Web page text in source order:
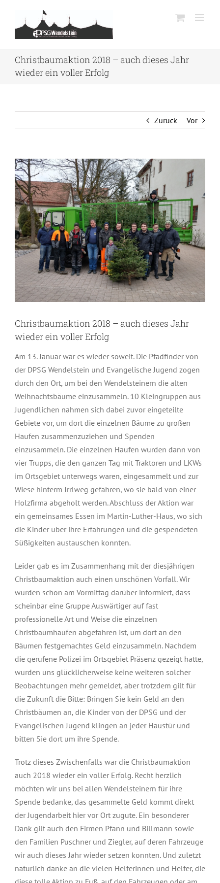
springen
Christbaumaktion 2018 – auch dieses Jahr
wieder ein voller Erfolg
Zurück Vor
Zeige
grösseres
Bild
Christbaumaktion 2018 – auch dieses Jahr
wieder ein voller Erfolg
Am 13. Januar war es wieder soweit. Die Pfadfinder von
der DPSG Wendelstein und Evangelische Jugend zogen
durch den Ort, um bei den Wendelsteinern die alten
Weihnachtsbäume einzusammeln. 10 Kleingruppen aus
Jugendlichen nahmen sich dabei zuvor eingeteilte
Gebiete vor, um dort die einzelnen Bäume zu großen
Haufen zusammenzuziehen und Spenden
einzusammeln. Die einzelnen Haufen wurden dann von
vier Trupps, die den ganzen Tag mit Traktoren und LKWs
im Ortsgebiet unterwegs waren, eingesammelt und zur
Wiese hinterm Irrlweg gefahren, wo sie bald von einer
Holzfirma abgeholt werden. Abschluss der Aktion war
ein gemeinsames Essen im Martin-Luther-Haus, wo sich
die Kinder über ihre Erfahrungen und die gespendeten
Süßigkeiten austauschen konnten.
Leider gab es im Zusammenhang mit der diesjährigen
Christbaumaktion auch einen unschönen Vorfall. Wir
wurden schon am Vormittag darüber informiert, dass
scheinbar eine Gruppe Auswärtiger auf fast
professionelle Art und Weise die einzelnen
Christbaumhaufen abgefahren ist, um dort an den
Bäumen festgemachtes Geld einzusammeln. Nachdem
die gerufene Polizei im Ortsgebiet Präsenz gezeigt hatte,
wurden uns glücklicherweise keine weiteren solcher
Beobachtungen mehr gemeldet, aber trotzdem gilt für
die Zukunft die Bitte: Bringen Sie kein Geld an den
Christbäumen an, die Kinder von der DPSG und der
Evangelischen Jugend klingen an jeder Haustür und
bitten Sie dort um ihre Spende.
Trotz dieses Zwischenfalls war die Christbaumaktion
auch 2018 wieder ein voller Erfolg. Recht herzlich
möchten wir uns bei allen Wendelsteinern für ihre
Spende bedanke, das gesammelte Geld kommt direkt
der Jugendarbeit hier vor Ort zugute. Ein besonderer
Dank gilt auch den Firmen Pfann und Billmann sowie
den Familien Puschner und Ziegler, auf deren Fahrzeuge
wir auch dieses Jahr wieder setzen konnten. Und zuletzt
natürlich danke an die vielen Helferinnen und Helfer, die